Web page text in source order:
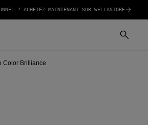
? ACHETEZ MAINTENANT SUR WELLASTORE
Color Brilliance